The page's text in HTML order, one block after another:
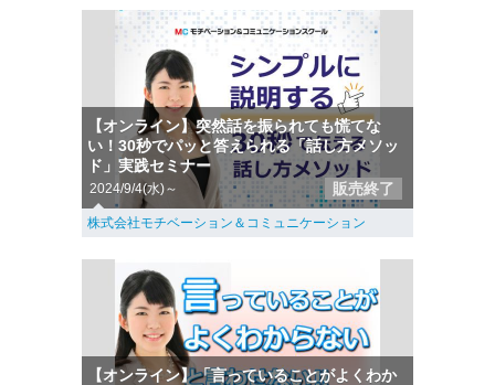
【オンライン】突然話を振られても慌てな
い！30秒でパッと答えられる「話し方メソッ
ド」実践セミナー
2024/9/4(水)～ 販売終了
株式会社モチベーション＆コミュニケーション
【オンライン】「言っていることがよくわか